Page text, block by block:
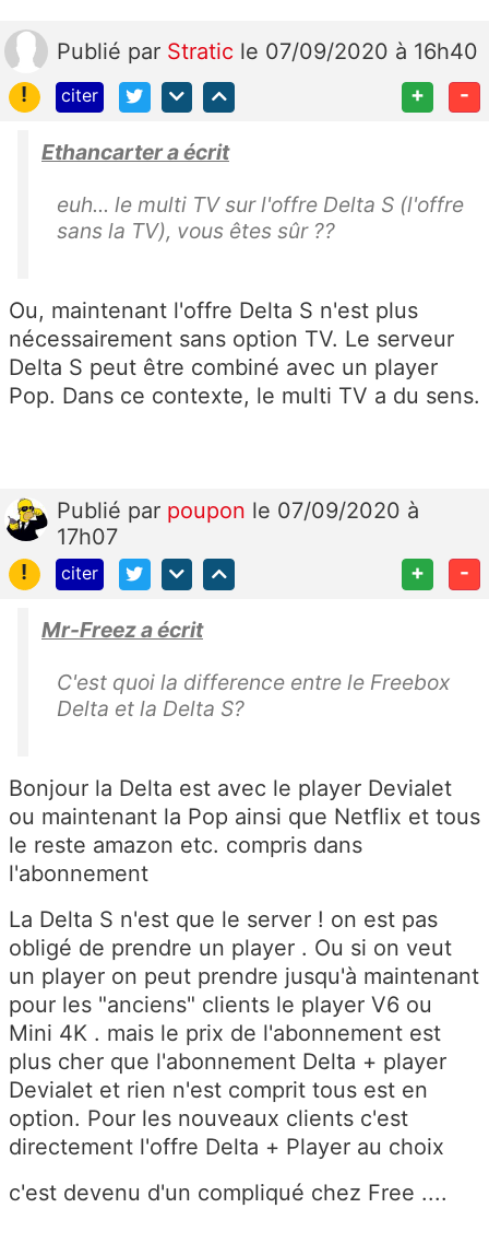
Publié par Stratic le 07/09/2020 à 16h40
!
citer + -
Ethancarter a écrit
euh... le multi TV sur l'offre Delta S (l'offre
sans la TV), vous êtes sûr ??
Ou, maintenant l'offre Delta S n'est plus
nécessairement sans option TV. Le serveur
Delta S peut être combiné avec un player
Pop. Dans ce contexte, le multi TV a du sens.
Publié par poupon le 07/09/2020 à
17h07
!
citer + -
Mr-Freez a écrit
C'est quoi la difference entre le Freebox
Delta et la Delta S?
Bonjour la Delta est avec le player Devialet
ou maintenant la Pop ainsi que Netflix et tous
le reste amazon etc. compris dans
l'abonnement
La Delta S n'est que le server ! on est pas
obligé de prendre un player . Ou si on veut
un player on peut prendre jusqu'à maintenant
pour les "anciens" clients le player V6 ou
Mini 4K . mais le prix de l'abonnement est
plus cher que l'abonnement Delta + player
Devialet et rien n'est comprit tous est en
option. Pour les nouveaux clients c'est
directement l'offre Delta + Player au choix
c'est devenu d'un compliqué chez Free ....